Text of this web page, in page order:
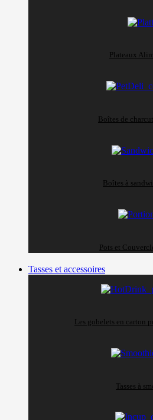
Plateaux
Boîtes de
Boîtes à
Pots et
Tasses et accessoires
Les gobelets en carton
Tasses à